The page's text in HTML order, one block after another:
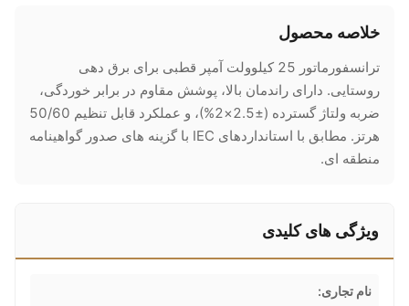
خلاصه محصول
ترانسفورماتور 25 کیلوولت آمپر قطبی برای برق دهی
روستایی. دارای راندمان بالا، پوشش مقاوم در برابر خوردگی،
ضربه ولتاژ گسترده (±2.5×2%)، و عملکرد قابل تنظیم 50/60
هرتز. مطابق با استانداردهای IEC با گزینه های صدور گواهینامه
منطقه ای.
ویژگی های کلیدی
نام تجاری: